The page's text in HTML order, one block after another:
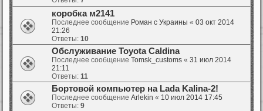
коробка м2141
Последнее сообщение Роман с Украины « 03 окт 2014
21:26
Ответы: 10
Обслуживание Toyota Caldina
Последнее сообщение Tomsk_customs « 31 июл 2014
21:11
Ответы: 11
Бортовой компьютер на Lada Kalina-2!
Последнее сообщение Arlekin « 10 июл 2014 17:45
Ответы: 9